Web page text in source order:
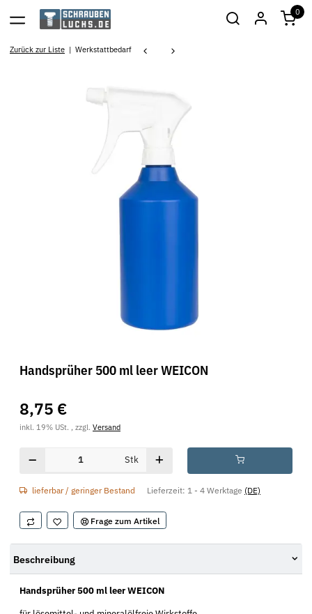
0
Zurück zur Liste Werkstattbedarf
Handsprüher 500 ml leer WEICON
8,75 €
inkl. 19% USt. , zzgl. Versand
Stk
lieferbar / geringer Bestand Lieferzeit: 1 - 4 Werktage (DE)
Frage zum Artikel
Beschreibung
Handsprüher 500 ml leer WEICON